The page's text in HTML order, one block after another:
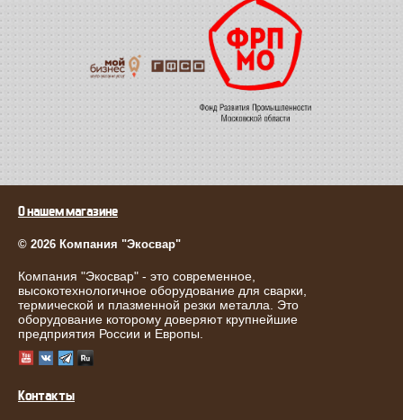
О нашем магазине
© 2026 Компания "Экосвар"
Компания "Экосвар" - это современное,
высокотехнологичное оборудование для сварки,
термической и плазменной резки металла. Это
оборудование которому доверяют крупнейшие
предприятия России и Европы.
Контакты